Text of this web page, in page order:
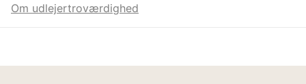
Om udlejertroværdighed